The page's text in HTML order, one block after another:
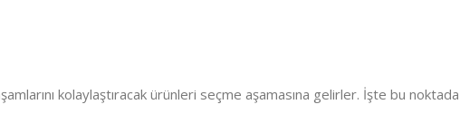
kolaylaştıracak ürünleri seçme aşamasına gelirler. İşte bu noktada